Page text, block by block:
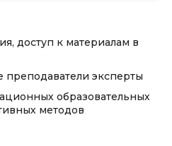
доступ к материалам в
преподаватели эксперты
образовательных
методов